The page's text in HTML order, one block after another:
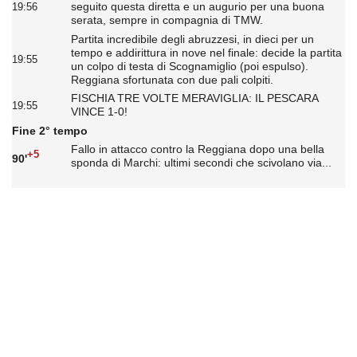
19:56
seguito questa diretta e un augurio per una buona
serata, sempre in compagnia di TMW.
19:55
Partita incredibile degli abruzzesi, in dieci per un
tempo e addirittura in nove nel finale: decide la partita
un colpo di testa di Scognamiglio (poi espulso).
Reggiana sfortunata con due pali colpiti.
19:55
FISCHIA TRE VOLTE MERAVIGLIA: IL PESCARA
VINCE 1-0!
Fine 2° tempo
90'+5
Fallo in attacco contro la Reggiana dopo una bella
sponda di Marchi: ultimi secondi che scivolano via...